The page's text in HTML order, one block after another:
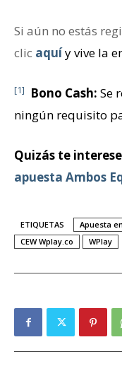
Si aún no estás
clic aquíy vive la
[1] Bono Cash: Se
ningún requisito
Quizás te
apuesta Ambos
ETIQUETAS Apuesta
CEW Wplay.co
WPlay